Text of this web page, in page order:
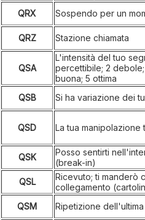
QRX
Sospendo per un
QRZ Stazione chiamata
QSA
L'intensità del tuo
percettibile; 2
buona; 5 ottima
QSB
Si ha variazione dei
QSD La tua
QSK
Posso sentirti
(break-in)
QSL
Ricevuto; ti manderò
collegamento
QSM
Ripetizione